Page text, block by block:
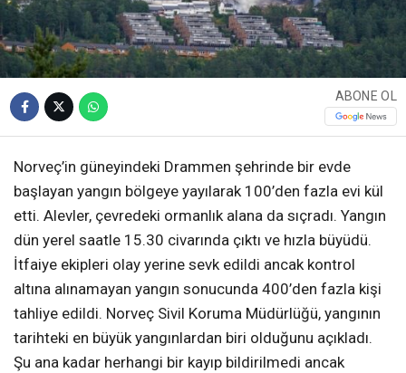
ABONE OL
Norveç’in güneyindeki Drammen şehrinde bir evde
başlayan yangın bölgeye yayılarak 100’den fazla evi kül
etti. Alevler, çevredeki ormanlık alana da sıçradı. Yangın
dün yerel saatle 15.30 civarında çıktı ve hızla büyüdü.
İtfaiye ekipleri olay yerine sevk edildi ancak kontrol
altına alınamayan yangın sonucunda 400’den fazla kişi
tahliye edildi. Norveç Sivil Koruma Müdürlüğü, yangının
tarihteki en büyük yangınlardan biri olduğunu açıkladı.
Şu ana kadar herhangi bir kayıp bildirilmedi ancak